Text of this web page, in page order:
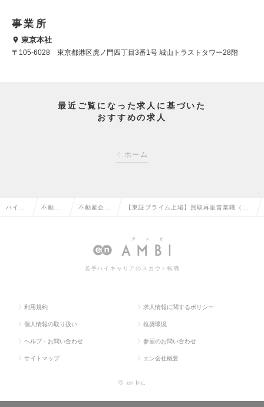
事業所
東京本社
〒105-6028 東京都港区虎ノ門四丁目3番1号 城山トラストタワー28階
最近ご覧になった求人に基づいた
おすすめの求人
ホーム
ハイク 不動産 不動産企
開発の転職
【東証プライム上場】買取再販営業職（大
スタイム制度導入の求人情報
若手ハイキャリアのスカウト転職
利用規約 求人情報に関するポリシー
個人情報の取り扱い 推奨環境
ヘルプ・お問い合わせ 参画のお問い合わせ
サイトマップ エン会社概要
© en Inc.